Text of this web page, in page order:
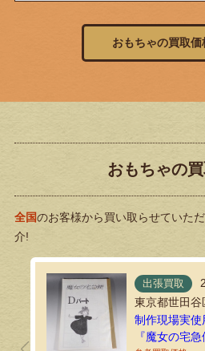
おもちゃの買取価
おもちゃの
全国のお客様から買い取らせていた
介!
出張買取
東京都世田谷
制作現場実使
『魔女の宅